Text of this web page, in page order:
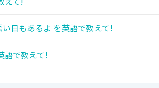
日もあるよ を英語で教えて!
語で教えて!